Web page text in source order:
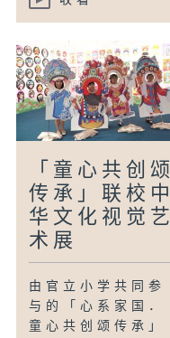
「童心共创颂
传承」联校中
华文化视觉艺
术展
由官立小学共同参
与的「心系家国．
童心共创颂传承」